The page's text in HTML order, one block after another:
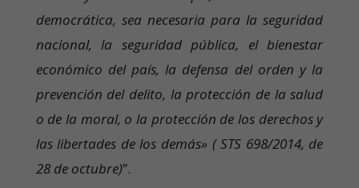
democrática, sea necesaria para la seguridad
nacional, la seguridad pública, el bienestar
económico del país, la defensa del orden y la
prevención del delito, la protección de la salud
o de la moral, o la protección de los derechos y
las libertades de los demás» ( STS 698/2014, de
28 de octubre)”.